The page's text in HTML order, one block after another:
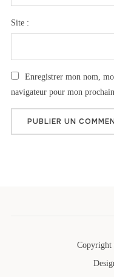
Site :
Enregistrer mon nom,
navigateur pour mon